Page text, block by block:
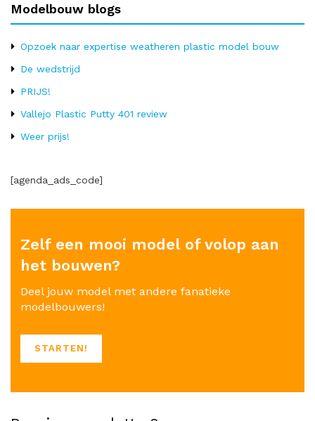
Modelbouw blogs
Opzoek naar expertise weatheren plastic model bouw
De wedstrijd
PRIJS!
Vallejo Plastic Putty 401 review
Weer prijs!
[agenda_ads_code]
Zelf een mooi model of volop aan
het bouwen?
Deel jouw model met andere fanatieke
modelbouwers!
STARTEN!